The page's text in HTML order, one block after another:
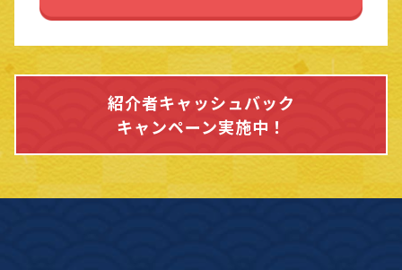
紹介者キャッシュバック
キャンペーン実施中！